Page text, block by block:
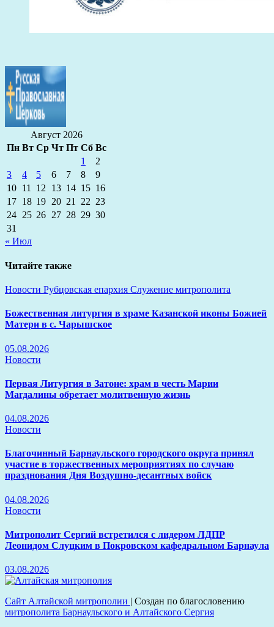
Август 2026
Пн Вт Ср Чт Пт Сб Вс
1
2
3
4 5 6 7 8
9
10 11 12 13 14 15 16
17 18 19 20 21 22 23
24 25 26 27 28 29 30
31
« Июл
Читайте также
Новости Рубцовская епархия Служение митрополита
Божественная литургия в храме Казанской иконы Божией
Матери в с. Чарышское
05.08.2026
Новости
Первая Литургия в Затоне: храм в честь Марии
Магдалины обретает молитвенную жизнь
04.08.2026
Новости
Благочинный Барнаульского городского округа принял
участие в торжественных мероприятиях по случаю
празднования Дня Воздушно-десантных войск
04.08.2026
Новости
Митрополит Сергий встретился с лидером ЛДПР
Леонидом Слуцким в Покровском кафедральном Барнаула
03.08.2026
Сайт Алтайской митрополии | Создан по благословению
митрополита Барнаульского и Алтайского Сергия